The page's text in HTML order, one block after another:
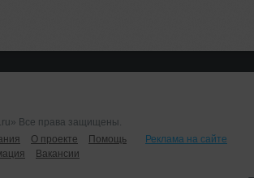
Все права защищены.
О проекте Помощь
Реклама на сайте
Вакансии